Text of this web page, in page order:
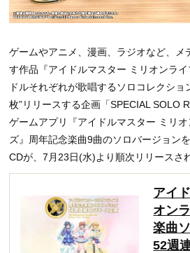
ゲームやアニメ、漫画、ラジオなど、メ
す作品『アイドルマスター ミリオンラ
ドルそれぞれが歌唱するソロコレクショ
枚”リリースする企画「SPECIAL SOLO
ゲームアプリ『アイドルマスター ミリ
ズ』周年記念楽曲9曲のソロバージョン
CDが、7月23日(水)より順次リリースさ
アイ
オン
楽曲
52週